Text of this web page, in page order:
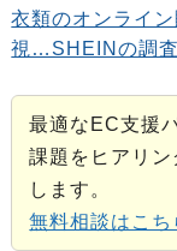
衣類のオンライ
視…SHEINの調査
最適なEC支援
課題をヒアリ
します。
無料相談はこち